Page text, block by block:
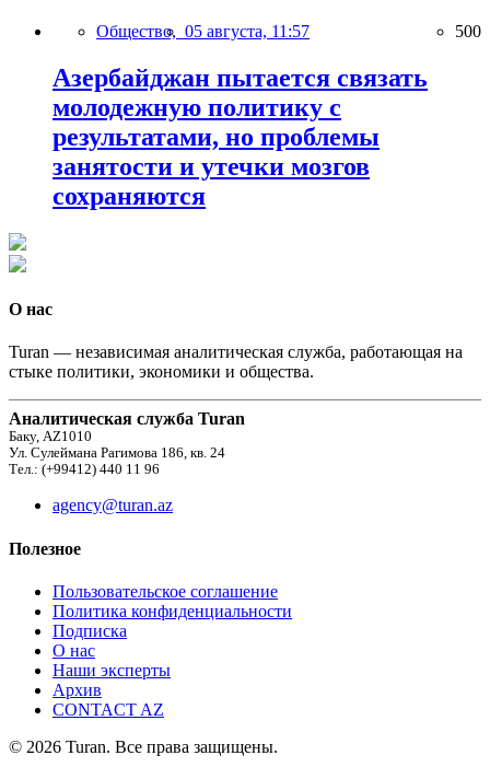
Общество, 05 августа, 11:57 500
Азербайджан пытается связать
молодежную политику с
результатами, но проблемы
занятости и утечки мозгов
сохраняются
О нас
Turan — независимая аналитическая служба, работающая на
стыке политики, экономики и общества.
Аналитическая служба Turan
Баку, AZ1010
Ул. Сулеймана Рагимова 186, кв. 24
Тел.: (+99412) 440 11 96
agency@turan.az
Полезное
Пользовательское соглашение
Политика конфиденциальности
Подписка
О нас
Наши эксперты
Архив
CONTACT AZ
© 2026 Turan. Все права защищены.